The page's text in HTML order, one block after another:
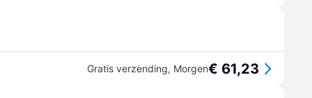
Gratis verzending, Morgen€ 61,23